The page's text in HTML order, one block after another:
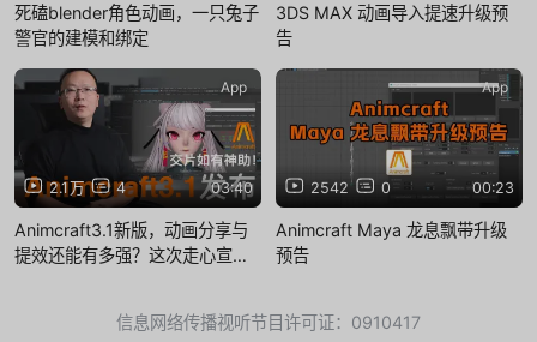
死磕blender角色动画，一只兔子
警官的建模和绑定
3DS MAX 动画导入提速升级预
告
2.1万 4 03:40
App
Animcraft3.1新版，动画分享与
提效还能有多强？这次走心宣传
2542 0 00:23
App
Animcraft Maya 龙息飘带升级
预告
信息网络传播视听节目许可证：0910417